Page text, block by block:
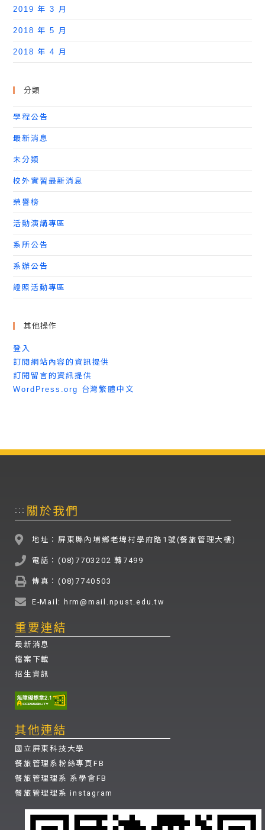
2019 年 3 月
2018 年 5 月
2018 年 4 月
分類
學程公告
最新消息
未分類
校外實習最新消息
榮譽榜
活動演講專區
系所公告
系辦公告
證照活動專區
其他操作
登入
訂閱網站內容的資訊提供
訂閱留言的資訊提供
WordPress.org 台灣繁體中文
::: 關於我們
地址：屏東縣內埔鄉老埤村學府路1號(餐旅管理大樓)
電話：(08)7703202 轉7499
傳真：(08)7740503
E-Mail: hrm@mail.npust.edu.tw
重要連結
最新消息
檔案下載
招生資訊
其他連結
國立屏東科技大學
餐旅管理系粉絲專頁FB
餐旅管理理系 系學會FB
餐旅管理理系 instagram